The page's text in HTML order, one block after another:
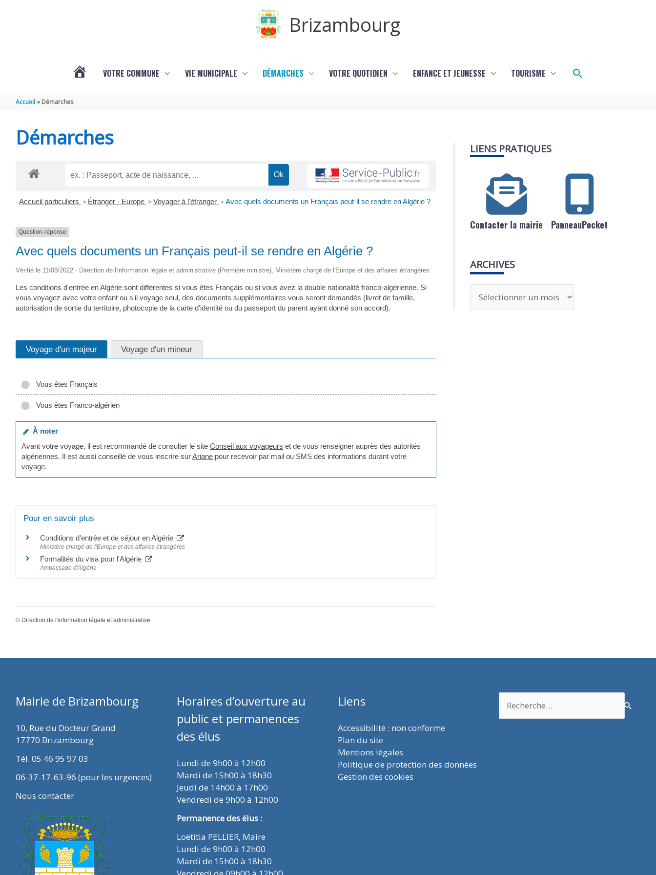
Brizambourg
VOTRE COMMUNE VIE MUNICIPALE DÉMARCHES VOTRE QUOTIDIEN ENFANCE ET JEUNESSE TOURISME Rechercher
Accueil Démarches
Démarches
Accueil particuliers > Étranger - Europe > Voyager à l'étranger > Avec quels documents un Français peut-il se rendre en Algérie ?
Question-réponse
Avec quels documents un Français peut-il se rendre en Algérie ?
Vérifié le 11/08/2022 - Direction de l'information légale et administrative (Première ministre), Ministère chargé de l'Europe et des affaires étrangères
Les conditions d'entrée en Algérie sont différentes si vous êtes Français ou si vous avez la double nationalité franco-algérienne. Si
vous voyagez avec votre enfant ou s'il voyage seul, des documents supplémentaires vous seront demandés (livret de famille,
autorisation de sortie du territoire, photocopie de la carte d'identité ou du passeport du parent ayant donné son accord).
Voyage d'un majeur Voyage d'un mineur
Vous êtes Français
Vous êtes Franco-algérien
À noter
Avant votre voyage, il est recommandé de consulter le siteConseil aux voyageurs et de vous renseigner auprès des autorités
algériennes. Il est aussi conseillé de vous inscrire surAriane pour recevoir par mail ou SMS des informations durant votre
voyage.
Pour en savoir plus
Conditions d'entrée et de séjour en Algérie
Ministère chargé de l'Europe et des affaires étrangères
Formalités du visa pour l'Algérie
Ambassade d'Algérie
© Direction de l'information légale et administrative
LIENS PRATIQUES
Contacter la mairie PanneauPocket
ARCHIVES
r
Mairie de Brizambourg
10, Rue du Docteur Grand
17770 Brizambourg
Tél. 05 46 95 97 03
06-37-17-63-96 (pour les urgences)
Nous contacter
Horaires d’ouverture au
public et permanences
des élus
Lundi de 9h00 à 12h00
Mardi de 15h00 à 18h30
Jeudi de 14h00 à 17h00
Vendredi de 9h00 à 12h00
Permanence des élus :
Loëtitia PELLIER, Maire
Lundi de 9h00 à 12h00
Mardi de 15h00 à 18h30
Liens
Accessibilité : non conforme
Plan du site
Mentions légales
Politique de protection des données
Gestion des cookies